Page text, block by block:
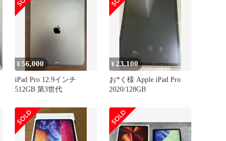
¥56,000
iPad Pro 12.9インチ
512GB 第3世代
¥23,100
お*く様 Apple iPad Pro
2020/128GB